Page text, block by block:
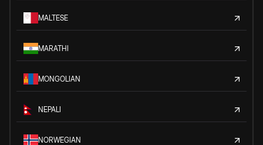
MALTESE
MARATHI
MONGOLIAN
NEPALI
NORWEGIAN